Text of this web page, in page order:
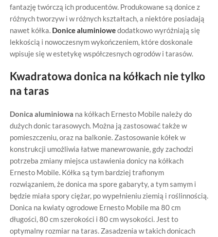
fantazję twórczą ich producentów. Produkowane są donice z
różnych tworzyw i w różnych kształtach, a niektóre posiadają
nawet kółka. Donice aluminiowedodatkowo wyróżniają się
lekkością i nowoczesnym wykończeniem, które doskonale
wpisuje się w estetykę współczesnych ogrodów i tarasów.
Kwadratowa donica na kółkach nie tylko
na taras
Donica aluminiowa na kółkach Ernesto Mobile należy do
dużych donic tarasowych. Można ją zastosować także w
pomieszczeniu, oraz na balkonie. Zastosowanie kółek w
konstrukcji umożliwia łatwe manewrowanie, gdy zachodzi
potrzeba zmiany miejsca ustawienia donicy na kółkach
Ernesto Mobile. Kółka są tym bardziej trafionym
rozwiązaniem, że donica ma spore gabaryty, a tym samym i
będzie miała spory ciężar, po wypełnieniu ziemią i roślinnością.
Donica na kwiaty ogrodowe Ernesto Mobile ma 80 cm
długości, 80 cm szerokości i 80 cm wysokości. Jest to
optymalny rozmiar na taras. Zasadzenia w takich donicach